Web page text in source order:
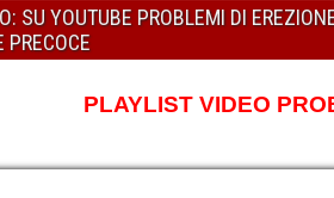
SU YOUTUBE PROBLEMI DI
PRECOCE
PLAYLIST VIDEO